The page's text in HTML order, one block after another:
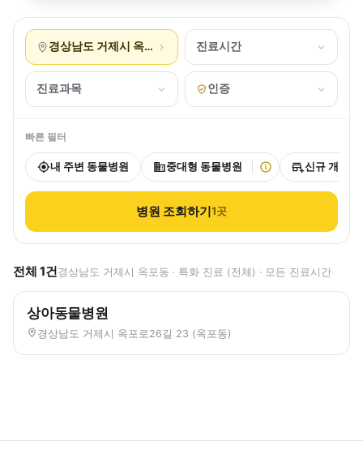
경상남도 거제시 옥포동 진료시간
진료과목 인증
빠른 필터
내 주변 동물병원 중대형 동물병원 신규 개원
병원 조회하기1곳
전체 1건경상남도 거제시 옥포동 · 특화 진료 (전체) · 모든 진료시간
상아동물병원
경상남도 거제시 옥포로26길 23 (옥포동)